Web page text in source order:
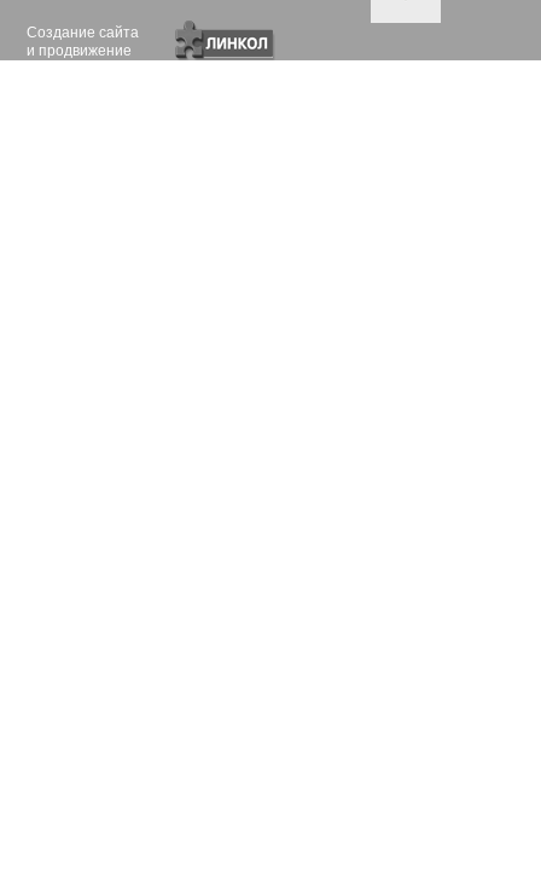
Создание сайта
и продвижение